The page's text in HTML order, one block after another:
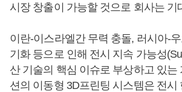
시장 창출이 가능할 것으로 회사는 기
이란-이스라엘간 무력 충돌, 러시아-
기화 등으로 인해 전시 지속 가능성
산 기술의 핵심 이슈로 부상하고 있는
션의 이동형 3D프린팅 시스템은 전시